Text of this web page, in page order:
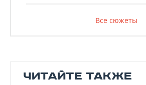
Все сюжеты
ЧИТАЙТЕ ТАКЖЕ